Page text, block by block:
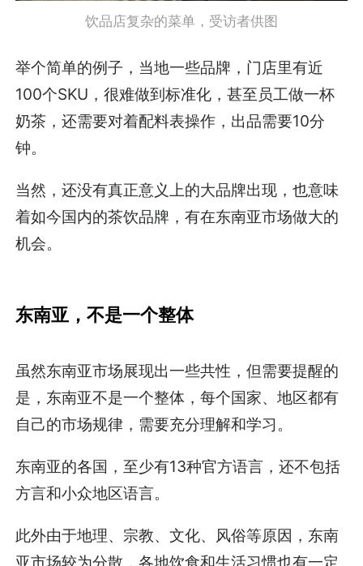
饮品店复杂的菜单，受访者供图
举个简单的例子，当地一些品牌，门店里有近
100个SKU，很难做到标准化，甚至员工做一杯
奶茶，还需要对着配料表操作，出品需要10分
钟。
当然，还没有真正意义上的大品牌出现，也意味
着如今国内的茶饮品牌，有在东南亚市场做大的
机会。
东南亚，不是一个整体
虽然东南亚市场展现出一些共性，但需要提醒的
是，东南亚不是一个整体，每个国家、地区都有
自己的市场规律，需要充分理解和学习。
东南亚的各国，至少有13种官方语言，还不包括
方言和小众地区语言。
此外由于地理、宗教、文化、风俗等原因，东南
亚市场较为分散，各地饮食和生活习惯也有一定